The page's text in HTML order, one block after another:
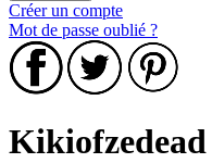
Créer un compte
Mot de passe oublié ?
Kikiofzedead